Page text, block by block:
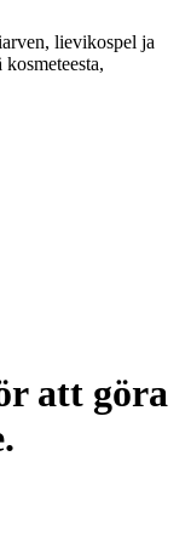
lievikospel ja
att göra